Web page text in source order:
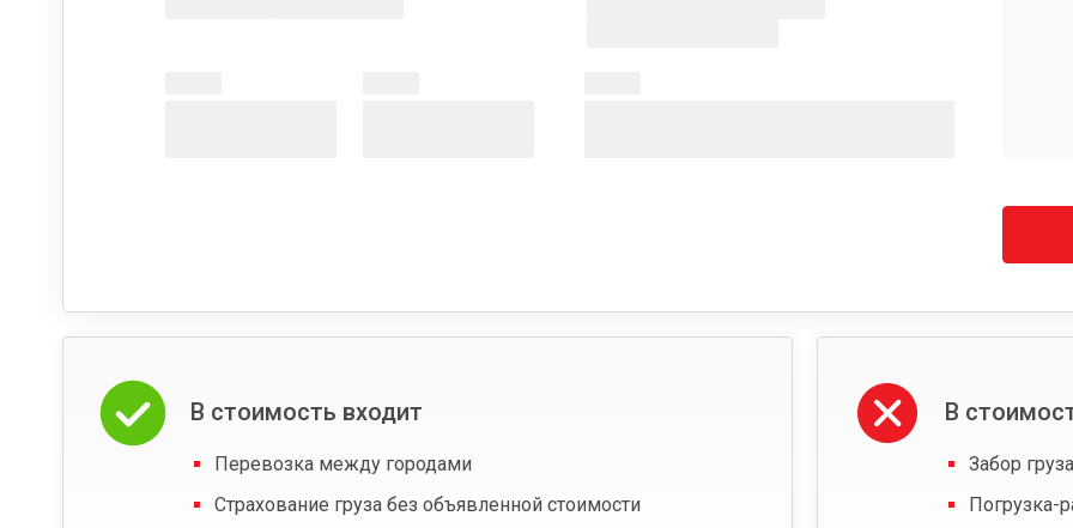
В стоимость входит
Перевозка между городами
Страхование груза без объявленной стоимости
В
Забор
Погрузка-